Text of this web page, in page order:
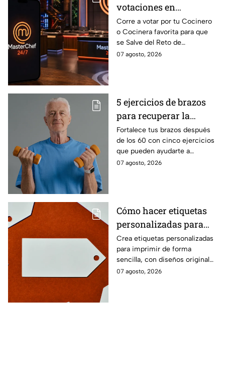
votaciones en
MasterChef 24/7 para
que salves a un
Cocinero del Reto de
Eliminación de este
Corre a votar por tu Cocinero
o Cocinera favorita para que
se Salve del Reto de
Eliminación de MasterChef
07 agosto, 2026
5 ejercicios de brazos
para recuperar la
fuerza después de los
60
Fortalece tus brazos después
de los 60 con cinco ejercicios
que pueden ayudarte a
recuperar fuerza, movilidad y
07 agosto, 2026
Cómo hacer etiquetas
personalizadas para
imprimir
Crea etiquetas personalizadas
para imprimir de forma
sencilla, con diseños originales
y detalles adaptados a tus
07 agosto, 2026